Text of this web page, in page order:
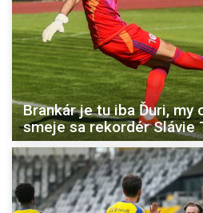
Brankár je tu iba Ďuri, my
smeje sa rekordér Slávie